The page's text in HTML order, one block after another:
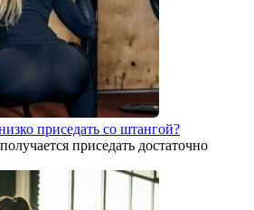
приседать со штангой?
приседать достаточно